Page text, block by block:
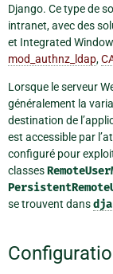
Django. Ce type de
intranet, avec des
et Integrated
mod_authnz_ldap,
Lorsque le serveur
généralement la
destination de
est accessible par
configuré pour
classes
se trouvent dans